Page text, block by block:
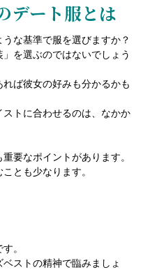
デート服とは
な基準で服を選びますか？
を選ぶのではないでしょう
ば彼女の好みも分かるかも
トに合わせるのは、なかか
要なポイントがあります。
とも少なります。
す。
ストの精神で臨みましょ